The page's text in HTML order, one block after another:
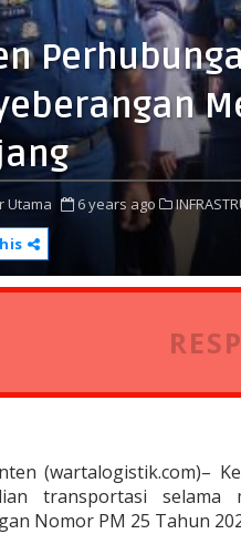
Utama 6 years ago
(wartalogistik.com)–
transportasi
Nomor PM 25 Tahun